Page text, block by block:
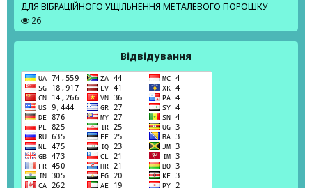
ДЛЯ ВІБРАЦІЙНОГО УЩІЛЬНЕННЯ МЕТАЛЕВОГО ПОРОШКУ
26
Відвідування